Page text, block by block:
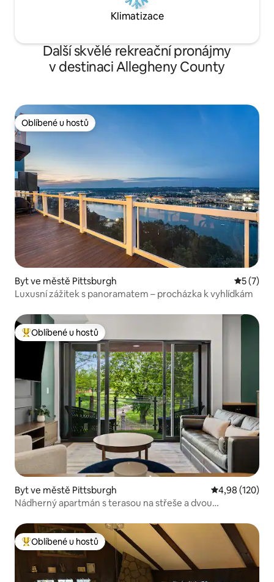
Klimatizace
Další skvělé rekreační pronájmy
v destinaci Allegheny County
Oblíbené u hostů
Oblíbené u hostů
Byt ve městě Pittsburgh
5 (7)
Luxusní zážitek s panoramatem – procházka k vyhlídkám
Nejlepší v kategorii Oblíbené u hostů
Oblíbené u hostů
Byt ve městě Pittsburgh Průměrné
4,98 (120)
Nádherný apartmán s terasou na střeše a dvou
Nejlepší v kategorii Oblíbené u hostů
Oblíbené u hostů